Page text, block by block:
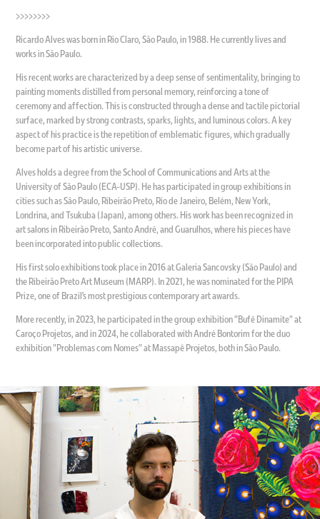
>>>>>>>>
Ricardo Alves was born in Rio Claro, São Paulo, in 1988. He currently lives and
works in São Paulo.
His recent works are characterized by a deep sense of sentimentality, bringing to
painting moments distilled from personal memory, reinforcing a tone of
ceremony and affection. This is constructed through a dense and tactile pictorial
surface, marked by strong contrasts, sparks, lights, and luminous colors. A key
aspect of his practice is the repetition of emblematic figures, which gradually
become part of his artistic universe.
Alves holds a degree from the School of Communications and Arts at the
University of São Paulo (ECA-USP). He has participated in group exhibitions in
cities such as São Paulo, Ribeirão Preto, Rio de Janeiro, Belém, New York,
Londrina, and Tsukuba (Japan), among others. His work has been recognized in
art salons in Ribeirão Preto, Santo André, and Guarulhos, where his pieces have
been incorporated into public collections.
His first solo exhibitions took place in 2016 at Galeria Sancovsky (São Paulo) and
the Ribeirão Preto Art Museum (MARP). In 2021, he was nominated for the PIPA
Prize, one of Brazil’s most prestigious contemporary art awards.
More recently, in 2023, he participated in the group exhibition "Bufê Dinamite" at
Caroço Projetos, and in 2024, he collaborated with André Bontorim for the duo
exhibition "Problemas com Nomes" at Massapê Projetos, both in São Paulo.